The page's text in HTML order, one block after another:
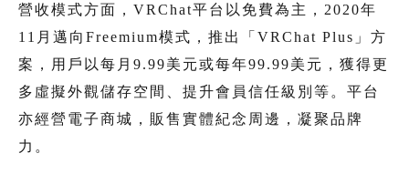
營收模式方面，VRChat平台以免費為主，2020年
11月邁向Freemium模式，推出「VRChat Plus」方
案，用戶以每月9.99美元或每年99.99美元，獲得更
多虛擬外觀儲存空間、提升會員信任級別等。平台
亦經營電子商城，販售實體紀念周邊，凝聚品牌
力。